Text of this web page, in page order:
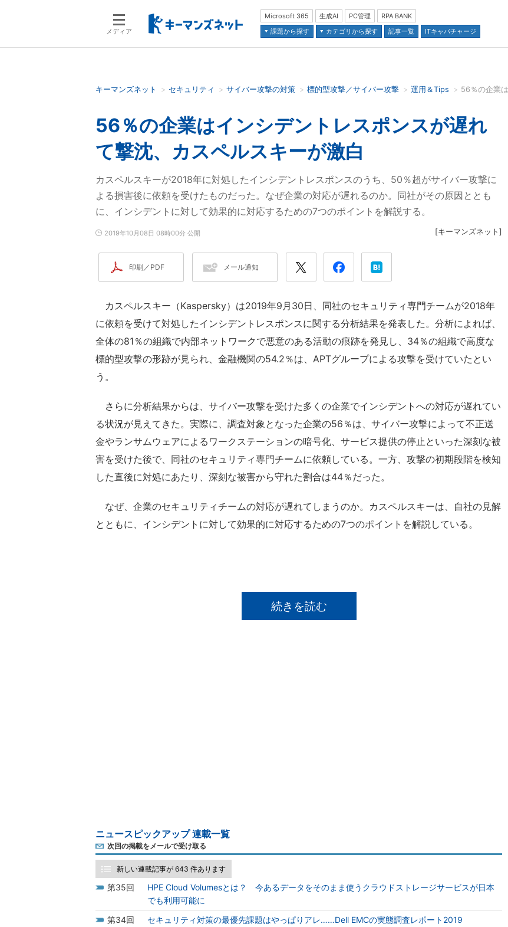
メディア
Microsoft 365 生成AI PC管理
RPA BANK
課題から探す
カテゴリから探す 記事一覧 ITキャパチャージ
検索語を入力してください 並び順：
キーマンズネット セキュリティ サイバー攻撃の対策 標的型攻撃／サイバー攻撃 運用＆Tips
56％の企業はインシデントレスポンスが遅れ
て撃沈、カスペルスキーが激白
カスペルスキーが2018年に対処したインシデントレスポンスのうち、50％超がサイバー攻撃に
よる損害後に依頼を受けたものだった。なぜ企業の対応が遅れるのか。同社がその原因ととも
に、インシデントに対して効果的に対応するための7つのポイントを解説する。
2019年10月08日 08時00分 公開 [キーマンズネット ]
印刷／PDF メール通知
カスペルスキー（Kaspersky）は2019年9月30日、同社のセキュリティ専門チームが2018年
に依頼を受けて対処したインシデントレスポンスに関する分析結果を発表した。分析によれば、
全体の81％の組織で内部ネットワークで悪意のある活動の痕跡を発見し、34％の組織で高度な
標的型攻撃の形跡が見られ、金融機関の54.2％は、APTグループによる攻撃を受けていたとい
う。
さらに分析結果からは、サイバー攻撃を受けた多くの企業でインシデントへの対応が遅れてい
る状況が見えてきた。実際に、調査対象となった企業の56％は、サイバー攻撃によって不正送
金やランサムウェアによるワークステーションの暗号化、サービス提供の停止といった深刻な被
害を受けた後で、同社のセキュリティ専門チームに依頼している。一方、攻撃の初期段階を検知
した直後に対処にあたり、深刻な被害から守れた割合は44％だった。
なぜ、企業のセキュリティチームの対応が遅れてしまうのか。カスペルスキーは、自社の見解
とともに、インシデントに対して効果的に対応するための7つのポイントを解説している。
続きを読む
ニュースピックアップ 連載一覧
次回の掲載をメールで受け取る
新しい連載記事が 643 件あります
35
HPE Cloud Volumesとは？ 今あるデータをそのまま使うクラウドストレージサービスが日本
でも利用可能に
34
セキュリティ対策の最優先課題はやっぱりアレ……Dell EMCの実態調査レポート2019